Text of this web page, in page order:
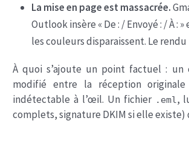
La mise en page est massacrée.
Outlook insère « De : / Envoyé : / À
les couleurs disparaissent. Le
À quoi s’ajoute un point factuel :
modifié entre la réception
indétectable à l’œil. Un fichier .eml,
complets, signature DKIM si elle